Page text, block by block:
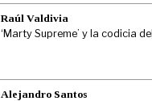
Raúl Valdivia
‘Marty Supreme’ y la codicia
Alejandro Santos